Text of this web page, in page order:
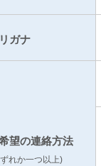
ガナ
望の連絡方法
れか一つ以上)